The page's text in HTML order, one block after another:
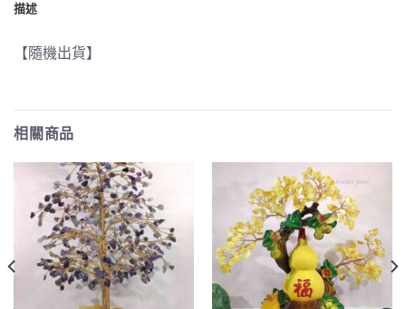
描述
【隨機出貨】
相關商品